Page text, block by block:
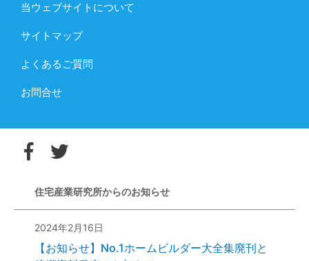
当ウェブサイトについて
サイトマップ
よくあるご質問
お問合せ
住宅産業研究所からのお知らせ
2024年2月16日
【お知らせ】No.1ホームビルダー大全集廃刊と